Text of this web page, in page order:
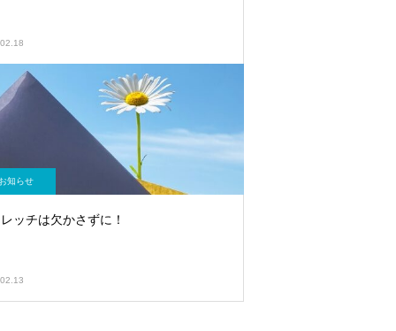
お知らせ
ッチは欠かさずに！